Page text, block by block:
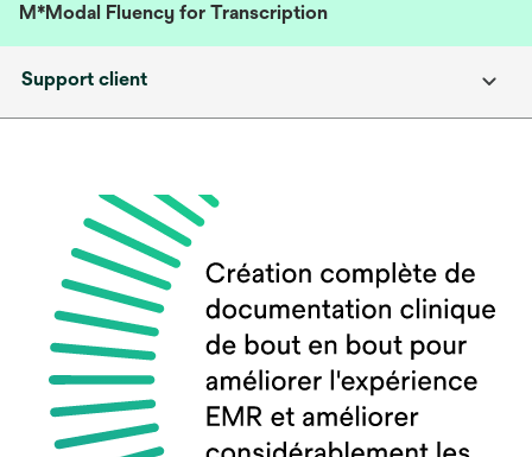
M*Modal Fluency for Transcription
Support client